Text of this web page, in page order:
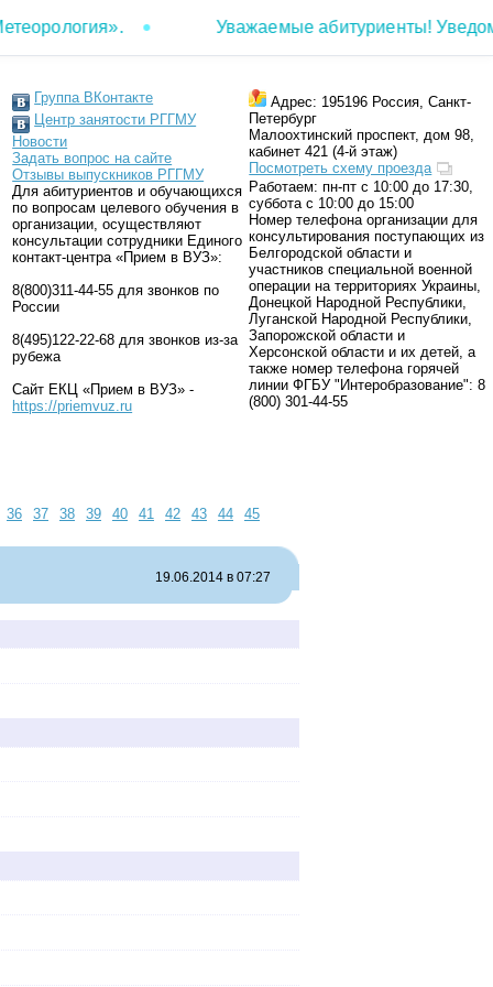
Уважаемые абитуриенты!
Группа ВКонтакте
Центр занятости РГГМУ
Новости
Задать вопрос на сайте
Отзывы выпускников РГГМУ
Для абитуриентов и обучающихся
по вопросам целевого обучения в
организации, осуществляют
консультации сотрудники Единого
контакт-центра «Прием в ВУЗ»:
8(800)311-44-55 для звонков по
России
8(495)122-22-68 для звонков из-за
рубежа
Сайт ЕКЦ «Прием в ВУЗ» -
https://priemvuz.ru
Адрес: 195196 Россия, Санкт-
Петербург
Малоохтинский проспект, дом 98,
кабинет 421 (4-й этаж)
Посмотреть cхему проезда
Работаем: пн-пт с 10:00 до 17:30,
суббота с 10:00 до 15:00
Номер телефона организации для
консультирования поступающих из
Белгородской области и
участников специальной военной
операции на территориях Украины,
Донецкой Народной Республики,
Луганской Народной Республики,
Запорожской области и
Херсонской области и их детей, а
также номер телефона горячей
линии ФГБУ "Интеробразование": 8
(800) 301-44-55
36 37 38 39 40 41 42 43 44 45
19.06.2014 в 07:27